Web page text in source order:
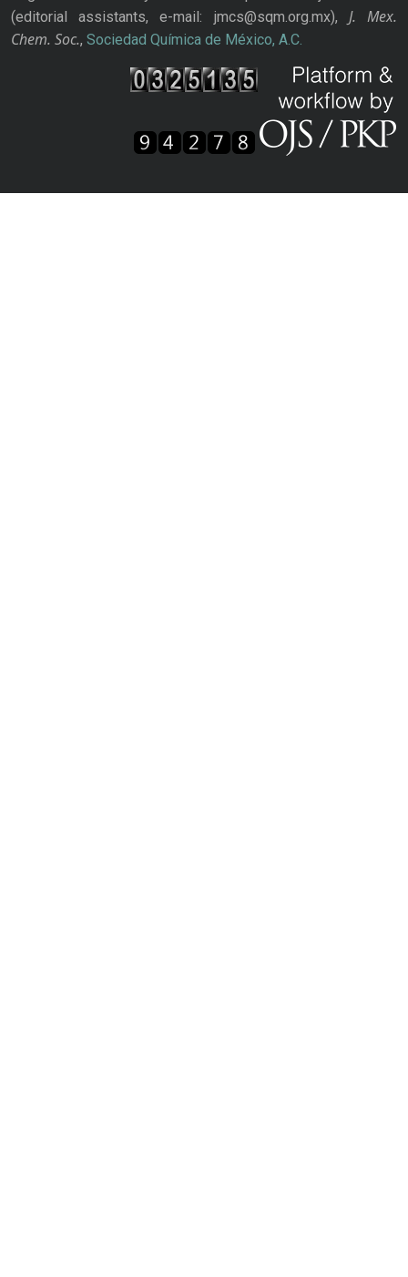
(editorial assistants, e-mail: jmcs@sqm.org.mx), J. Mex.
Chem. Soc., Sociedad Química de México, A.C.